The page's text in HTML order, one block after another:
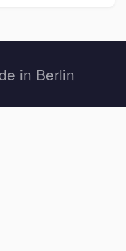
in Berlin